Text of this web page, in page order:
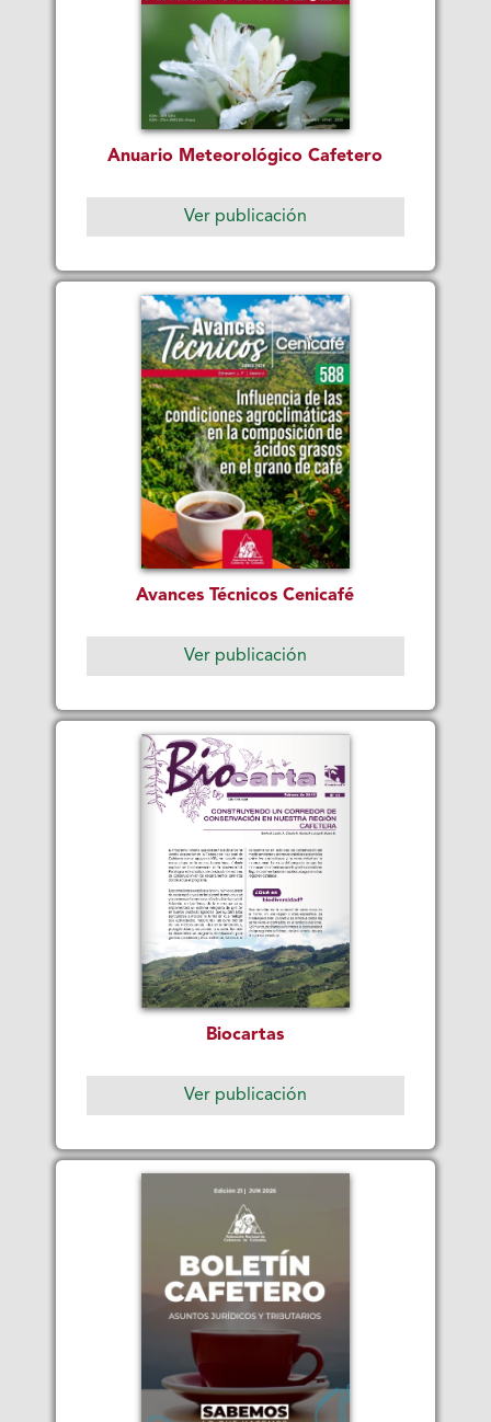
Anuario Meteorológico Cafetero
Ver publicación
Avances Técnicos Cenicafé
Ver publicación
Biocartas
Ver publicación